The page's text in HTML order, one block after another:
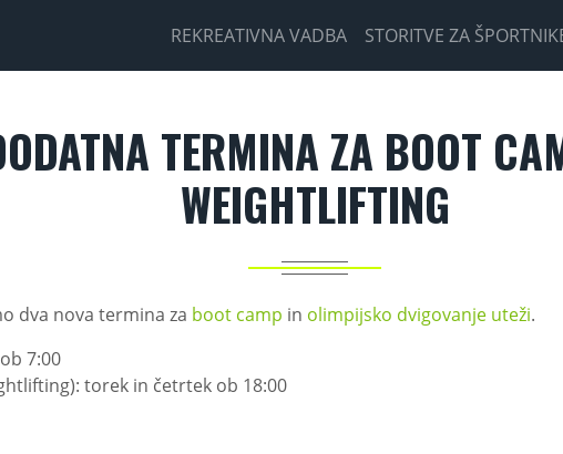
REKREATIVNA VADBA STORITVE ZA
TERMINA ZA BOOT
WEIGHTLIFTING
dva nova termina za boot camp in olimpijsko dvigovanje uteži.
7:00
torek in četrtek ob 18:00